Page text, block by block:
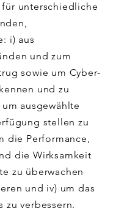
unterschiedliche
i) aus
und zum
sowie um Cyber-
und zu
ausgewählte
stellen zu
die Performance,
die Wirksamkeit
zu überwachen
und iv) um das
zu verbessern.